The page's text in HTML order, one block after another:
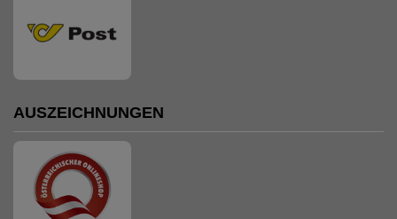
AUSZEICHNUNGEN